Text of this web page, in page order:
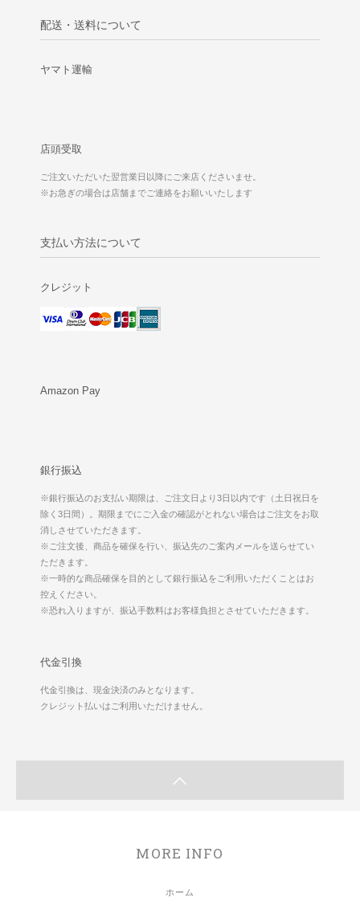
配送・送料について
ヤマト運輸
店頭受取
ご注文いただいた翌営業日以降にご来店くださいませ。
※お急ぎの場合は店舗までご連絡をお願いいたします
支払い方法について
クレジット
Amazon Pay
銀行振込
※銀行振込のお支払い期限は、ご注文日より3日以内です（土日祝日を
除く3日間）。期限までにご入金の確認がとれない場合はご注文をお取
消しさせていただきます。
※ご注文後、商品を確保を行い、振込先のご案内メールを送らせてい
ただきます。
※一時的な商品確保を目的として銀行振込をご利用いただくことはお
控えください。
※恐れ入りますが、振込手数料はお客様負担とさせていただきます。
代金引換
代金引換は、現金決済のみとなります。
クレジット払いはご利用いただけません。
MORE INFO
ホーム